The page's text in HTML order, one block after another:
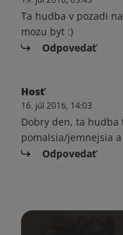
Ta hudba v pozadi
mozu byt :)
Odpovedať
Hosť
16. júl 2016, 14:03
Dobry den, ta
pomalsia/jemnejsia
Odpovedať